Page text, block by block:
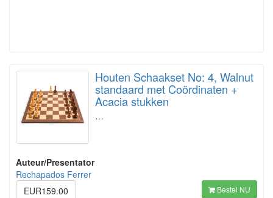
Houten Schaakset No: 4, Walnut
standaard met Coördinaten +
Acacia stukken
…
Auteur/Presentator
Rechapados Ferrer
EUR159.00
Bestel NU